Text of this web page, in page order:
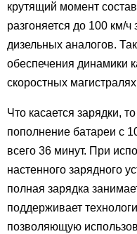
крутящий момент
разгоняется до 100 км/ч
дизельных аналогов.
обеспечения динамики
скоростных
Что касается зарядки,
пополнение батареи с
всего 36 минут. При
настенного зарядного
полная зарядка
поддерживает
позволяющую